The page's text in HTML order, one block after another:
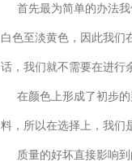
首先最为简单的办法我
白色至淡黄色，因此我们
话，我们就不需要在进行
在颜色上形成了初步的
料，所以在选择上，我们
质量的好坏直接影响到